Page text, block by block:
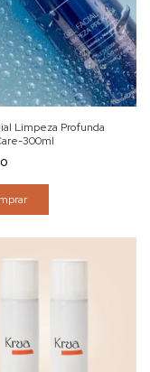
Limpeza Profunda
300ml